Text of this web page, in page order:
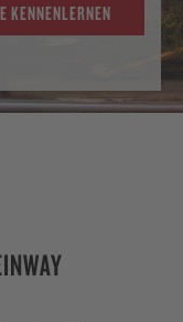
KENNENLERNEN